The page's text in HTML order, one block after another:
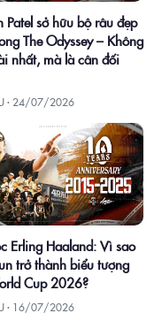
Patel sở hữu bộ râu đẹp
The Odyssey – Không
nhất, mà là cân đối
· 24/07/2026
Erling Haaland: Vì sao
trở thành biểu tượng
Cup 2026?
· 16/07/2026